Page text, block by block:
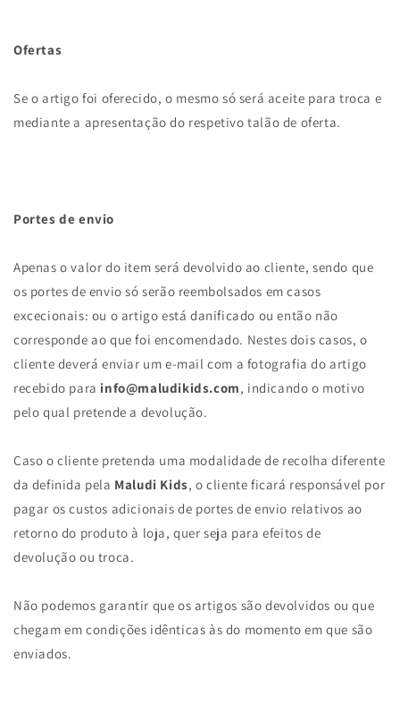
Ofertas
Se o artigo foi oferecido, o mesmo só será aceite para troca e
mediante a apresentação do respetivo talão de oferta.
Portes de envio
Apenas o valor do item será devolvido ao cliente, sendo que
os portes de envio só serão reembolsados em casos
excecionais: ou o artigo está danificado ou então não
corresponde ao que foi encomendado. Nestes dois casos, o
cliente deverá enviar um e-mail com a fotografia do artigo
recebido para info@maludikids.com, indicando o motivo
pelo qual pretende a devolução.
Caso o cliente pretenda uma modalidade de recolha diferente
da definida pela Maludi Kids, o cliente ficará responsável por
pagar os custos adicionais de portes de envio relativos ao
retorno do produto à loja, quer seja para efeitos de
devolução ou troca.
Não podemos garantir que os artigos são devolvidos ou que
chegam em condições idênticas às do momento em que são
enviados.